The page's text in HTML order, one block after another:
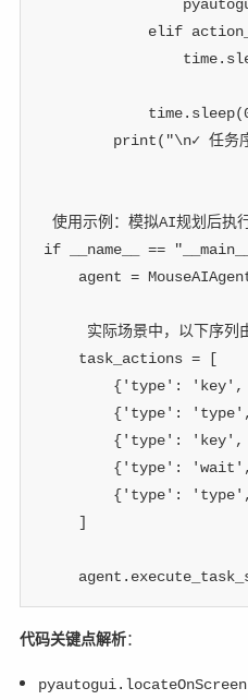
elif
                time
.
            time
. sleep(
print( "\n✓ 任务
使用示例：模拟AI规划后
if __name__ ==
    agent
=
实际场景中，以下序列
    task_actions
=
[
{'type' : 'key' ,
{'type' : 'type' ,
{'type' : 'key' ,
{'type' : 'wait' ,
{'type' : 'type' ,
]
    agent
.
代码关键点解析：